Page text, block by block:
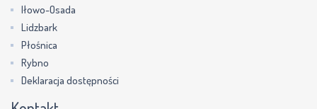
Iłowo-Osada
Lidzbark
Płośnica
Rybno
Deklaracja dostępności